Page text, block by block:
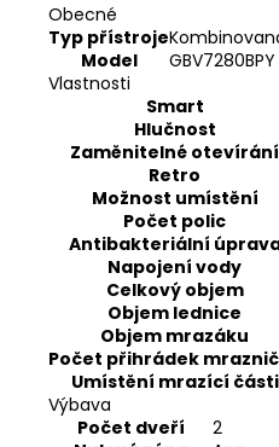
Obecné
Typ přístroje
Model
GBV7280BPY
Vlastnosti
Smart
Hlučnost
Zaměnitelné otevírání
Retro
Možnost umístění
Počet polic
Antibakteriální
Napojení vody
Celkový objem
Objem lednice
Objem mrazáku
Počet přihrádek
Umístění mrazící části
Výbava
Počet dveří
2